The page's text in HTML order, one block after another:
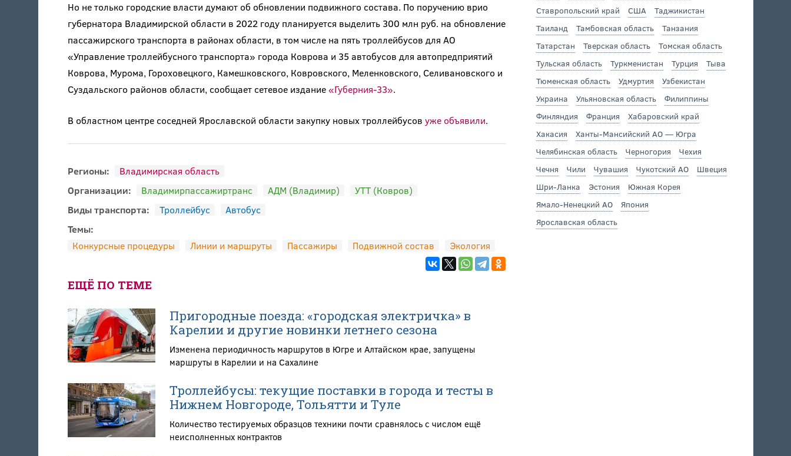
Но не только городские власти думают об обновлении подвижного состава. По поручению врио
губернатора Владимирской области в 2022 году планируется выделить 300 млн руб. на обновление
пассажирского транспорта в районах области, в том числе на пять троллейбусов для АО
«Управление троллейбусного транспорта» города Коврова и 35 автобусов для автопредприятий
Коврова, Мурома, Гороховецкого, Камешковского, Ковровского, Меленковского, Селивановского и
Суздальского районов области, сообщает сетевое издание«Губерния-33».
В областном центре соседней Ярославской области закупку новых троллейбусов уже объявили.
Регионы:
Владимирская область
Организации:
Владимирпассажиртранс АДМ (Владимир)
УТТ (Ковров)
Виды транспорта:
Троллейбус
Автобус
Темы:
Конкурсные процедуры
Линии и маршруты Пассажиры Подвижной состав Экология
ЕЩЁ ПО ТЕМЕ
Пригородные поезда: «городская электричка» в
Карелии и другие новинки летнего сезона
Изменена периодичность маршрутов в Югре и Алтайском крае, запущены
маршруты в Карелии и на Сахалине
Троллейбусы: текущие поставки в города и тесты в
Нижнем Новгороде, Тольятти и Туле
Количество тестируемых образцов техники почти сравнялось с числом ещё
неисполненных контрактов
Ставропольский край
США
Таджикистан
Таиланд
Тамбовская область
Танзания
Татарстан
Тверская область
Томская область
Тульская область
Туркменистан Турция
Тыва
Тюменская область
Удмуртия
Узбекистан
Украина
Ульяновская область
Филиппины
Финляндия
Франция
Хабаровский край
Хакасия
Ханты-Мансийский АО — Югра
Челябинская область
Черногория
Чехия
Чечня
Чили Чувашия Чукотский АО
Швеция
Шри-Ланка
Эстония
Южная Корея
Ямало-Ненецкий АО
Япония
Ярославская область